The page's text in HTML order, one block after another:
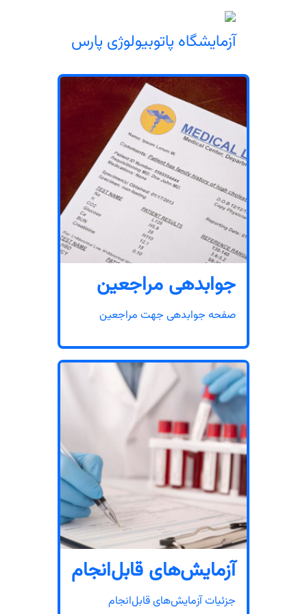
آزمایشگاه پاتوبیولوژی پارس
جوابدهی مراجعین
صفحه جوابدهی جهت مراجعین
آزمایش‌های قابل‌انجام
جزئیات آزمایش‌های قابل‌انجام